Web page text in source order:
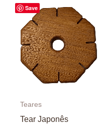
Save
Teares
Tear Japonês